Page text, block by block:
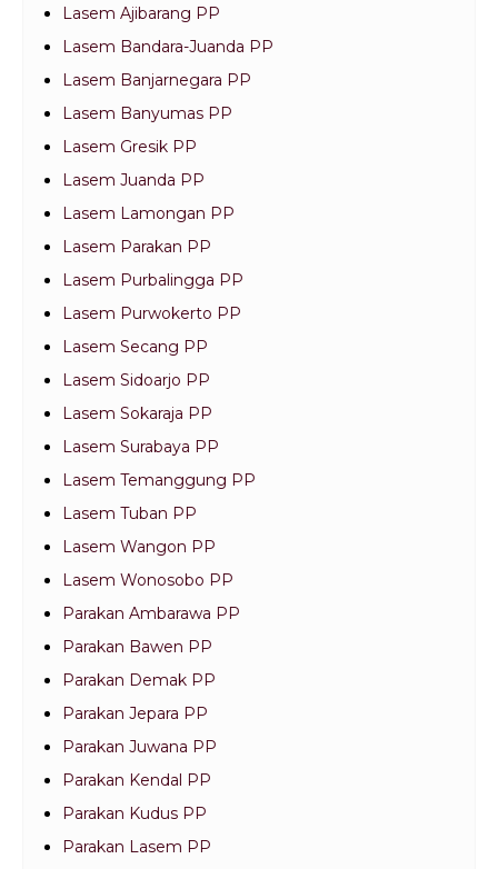
Lasem Ajibarang PP
Lasem Bandara-Juanda PP
Lasem Banjarnegara PP
Lasem Banyumas PP
Lasem Gresik PP
Lasem Juanda PP
Lasem Lamongan PP
Lasem Parakan PP
Lasem Purbalingga PP
Lasem Purwokerto PP
Lasem Secang PP
Lasem Sidoarjo PP
Lasem Sokaraja PP
Lasem Surabaya PP
Lasem Temanggung PP
Lasem Tuban PP
Lasem Wangon PP
Lasem Wonosobo PP
Parakan Ambarawa PP
Parakan Bawen PP
Parakan Demak PP
Parakan Jepara PP
Parakan Juwana PP
Parakan Kendal PP
Parakan Kudus PP
Parakan Lasem PP